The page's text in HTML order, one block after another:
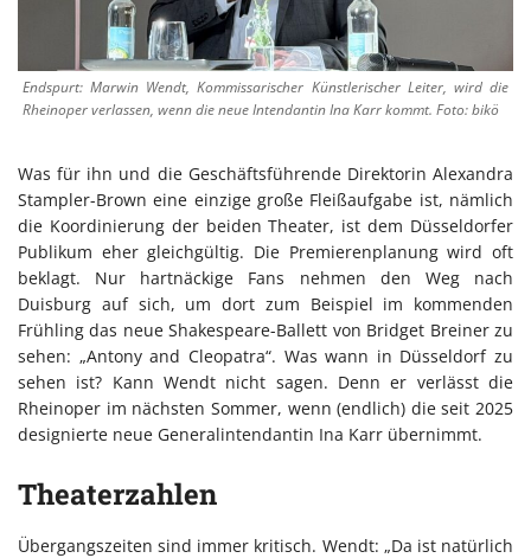
Endspurt: Marwin Wendt, Kommissarischer Künstlerischer Leiter, wird die
Rheinoper verlassen, wenn die neue Intendantin Ina Karr kommt. Foto: bikö
Was für ihn und die Geschäftsführende Direktorin Alexandra
Stampler-Brown eine einzige große Fleißaufgabe ist, nämlich
die Koordinierung der beiden Theater, ist dem Düsseldorfer
Publikum eher gleichgültig. Die Premierenplanung wird oft
beklagt. Nur hartnäckige Fans nehmen den Weg nach
Duisburg auf sich, um dort zum Beispiel im kommenden
Frühling das neue Shakespeare-Ballett von Bridget Breiner zu
sehen: „Antony and Cleopatra“. Was wann in Düsseldorf zu
sehen ist? Kann Wendt nicht sagen. Denn er verlässt die
Rheinoper im nächsten Sommer, wenn (endlich) die seit 2025
designierte neue Generalintendantin Ina Karr übernimmt.
Theaterzahlen
Übergangszeiten sind immer kritisch. Wendt: „Da ist natürlich